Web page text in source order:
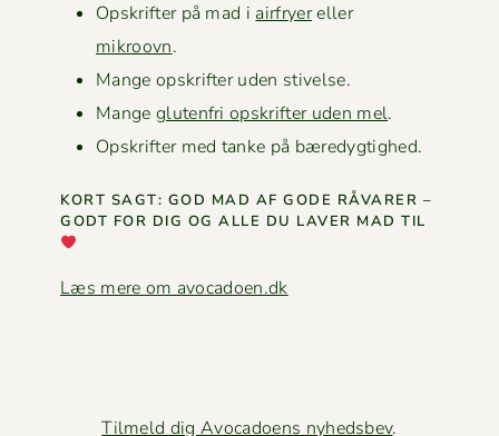
Opskrifter på mad i air­fry­ereller
mikroovn.
Mange opskrifter uden stivelse.
Mange gluten­fri opskrifter uden mel.
Opskrifter med tanke på bæredygtighed.
KORT SAGT: GOD MAD AF GODE RÅVAR­ER –
GODT FOR DIG OG ALLE DU LAVER MAD TIL
Læs mere om avocadoen.dk
Tilmeld dig Avocadoens nyhedsbev.